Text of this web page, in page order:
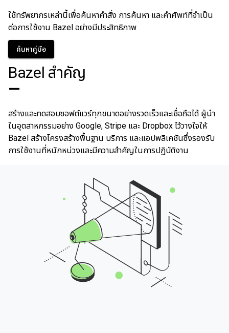
ใช้ทรัพยากรเหล่านี้เพื่อค้นหาคำสั่ง การค้นหา และคำศัพท์ที่จำเป็น
ต่อการใช้งาน Bazel อย่างมีประสิทธิภาพ
ค้นหาคู่มือ
Bazel สําคัญ
—
สร้างและทดสอบซอฟต์แวร์ทุกขนาดอย่างรวดเร็วและเชื่อถือได้ ผู้นำ
ในอุตสาหกรรมอย่าง Google, Stripe และ Dropbox ไว้วางใจให้
Bazel สร้างโครงสร้างพื้นฐาน บริการ และแอปพลิเคชันซึ่งรองรับ
การใช้งานที่หนักหน่วงและมีความสำคัญในการปฏิบัติงาน